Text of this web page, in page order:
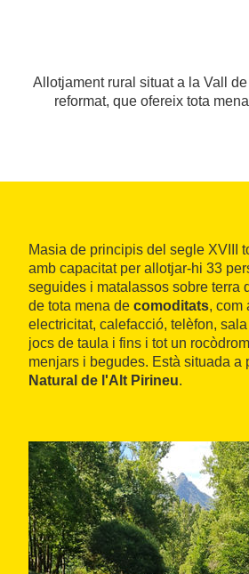
Allotjament rural situat a la Vall
reformat, que ofereix tota
Masia de principis del segle XVIII
amb capacitat per allotjar-hi 33
seguides i matalassos sobre terra
de tota mena de comoditats, com
electricitat, calefacció, telèfon,
jocs de taula i fins i tot un
menjars i begudes. Està situada a
Natural de l'Alt Pirineu.